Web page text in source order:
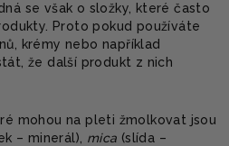
se však o složky, které často
Proto pokud používáte
krémy nebo například
že další produkt z nich
mohou na pleti žmolkovat jsou
– minerál), mica (slída –